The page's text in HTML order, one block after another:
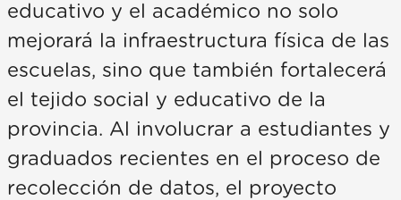
educativo y el académico no solo
mejorará la infraestructura física de las
escuelas, sino que también fortalecerá
el tejido social y educativo de la
provincia. Al involucrar a estudiantes y
graduados recientes en el proceso de
recolección de datos, el proyecto